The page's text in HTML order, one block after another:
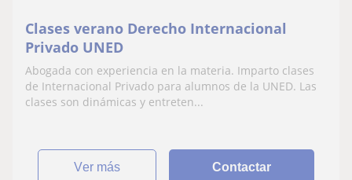
Clases verano Derecho Internacional
Privado UNED
Abogada con experiencia en la materia. Imparto clases
de Internacional Privado para alumnos de la UNED. Las
clases son dinámicas y entreten...
ver más Contactar